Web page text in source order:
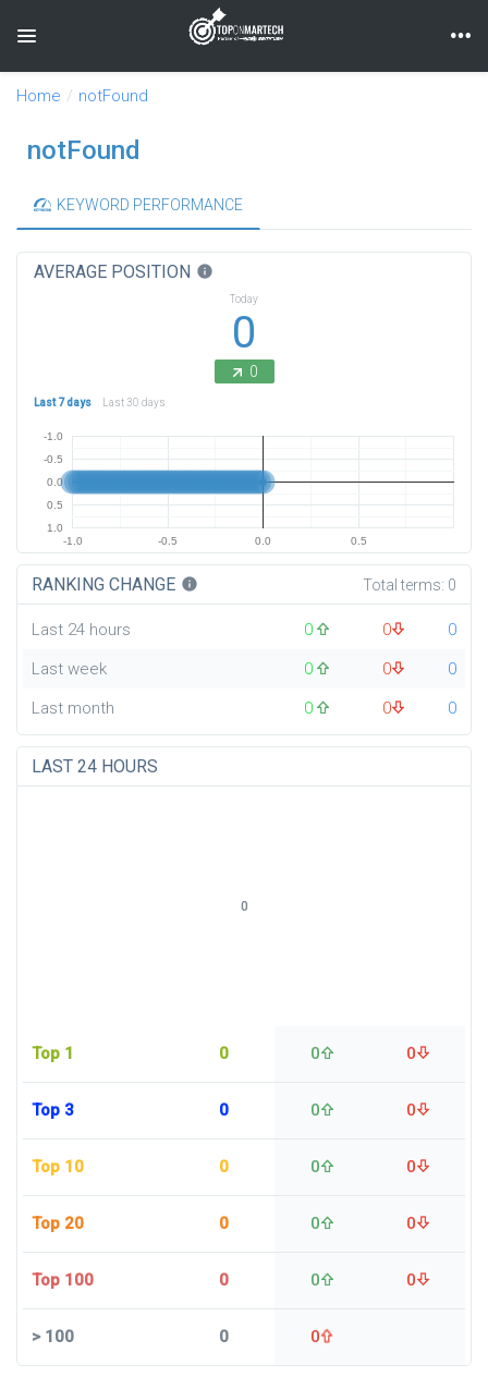
Toggle navigation
Home notFound
notFound
KEYWORD PERFORMANCE
AVERAGE POSITION info
Today
0
0
Last 7 days Last 30 days
-1.0 -0.5 0.0 0.5
-1.0
-0.5
0.0
0.5
1.0
RANKING CHANGE info Total terms: 0
Last 24 hours 0 0
0
Last week
0 0
0
Last month
0 0 0
LAST 24 HOURS
Top 1 0 0 0
Top 3 0 0 0
Top 10 0 0 0
Top 20 0 0 0
Top 100 0 0 0
>100 0 0
0